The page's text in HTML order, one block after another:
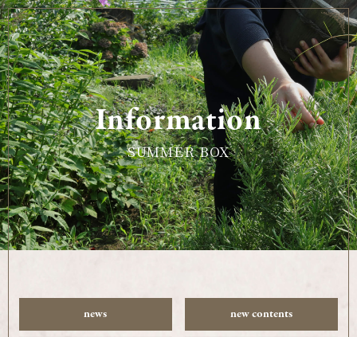
Information
SUMMER BOX
news new contents